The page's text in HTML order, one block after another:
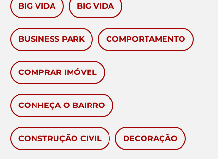
BIG VIDA BIG VIDA
BUSINESS PARK COMPORTAMENTO
COMPRAR IMÓVEL
CONHEÇA O BAIRRO
CONSTRUÇÃO CIVIL DECORAÇÃO